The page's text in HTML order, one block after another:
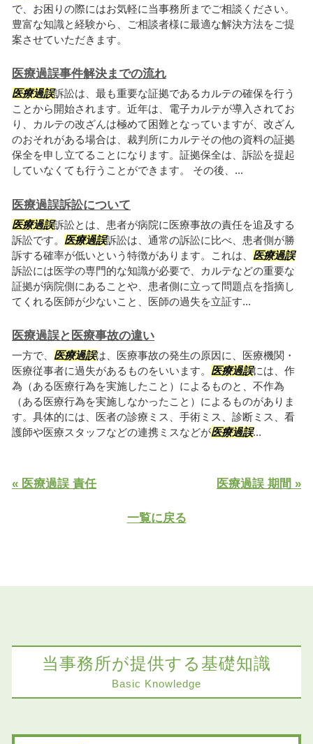
で、お困りの際にはお気軽に当事務所までご相談ください。
豊富な知識と経験から、ご相談者様に最適な解決方法をご提
案させていただきます。
医療過誤事件解決までの流れ
医療過誤訴訟は、最も重要な証拠であるカルテの確保を行う
ことから開始されます。近年は、電子カルテが導入されてお
り、カルテの改ざんは極めて困難となっていますが、改ざん
のおそれがある場合は、裁判所にカルテその他の資料の証拠
保全を申し立てることになります。証拠保全は、訴訟を提起
していなくても行うことができます。 その後、...
医療過誤訴訟について
医療過誤訴訟とは、患者が病院に医療事故の責任を追及する
訴訟です。 医療過誤訴訟は、通常の訴訟に比べ、患者側が勝
訴する確率が低いという特徴があります。これは、 医療過誤
訴訟には医学の専門的な知識が必要で、カルテなどの重要な
証拠が病院側にあることや、患者側に立って問題点を指摘し
てくれる医師が少ないこと、医師の過失を立証す...
医療過誤と医療事故の違い
一方で、 医療過誤は、医療事故の発生の原因に、医療機関・
医療従事者に過失があるものをいいます。 医療過誤には、作
為（ある医療行為を実施したこと）によるものと、不作為
（ある医療行為を実施しなかったこと）によるものがありま
す。具体的には、医者の診療ミス、手術ミス、診断ミス、看
護師や医療スタッフなどの連携ミスなどが医療過誤...
« 医療過誤 責任 医療過誤 期間 »
一覧に戻る
当事務所が提供する基礎知識
Basic Knowledge